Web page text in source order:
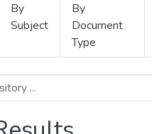
By
Subject
By
Document
Type